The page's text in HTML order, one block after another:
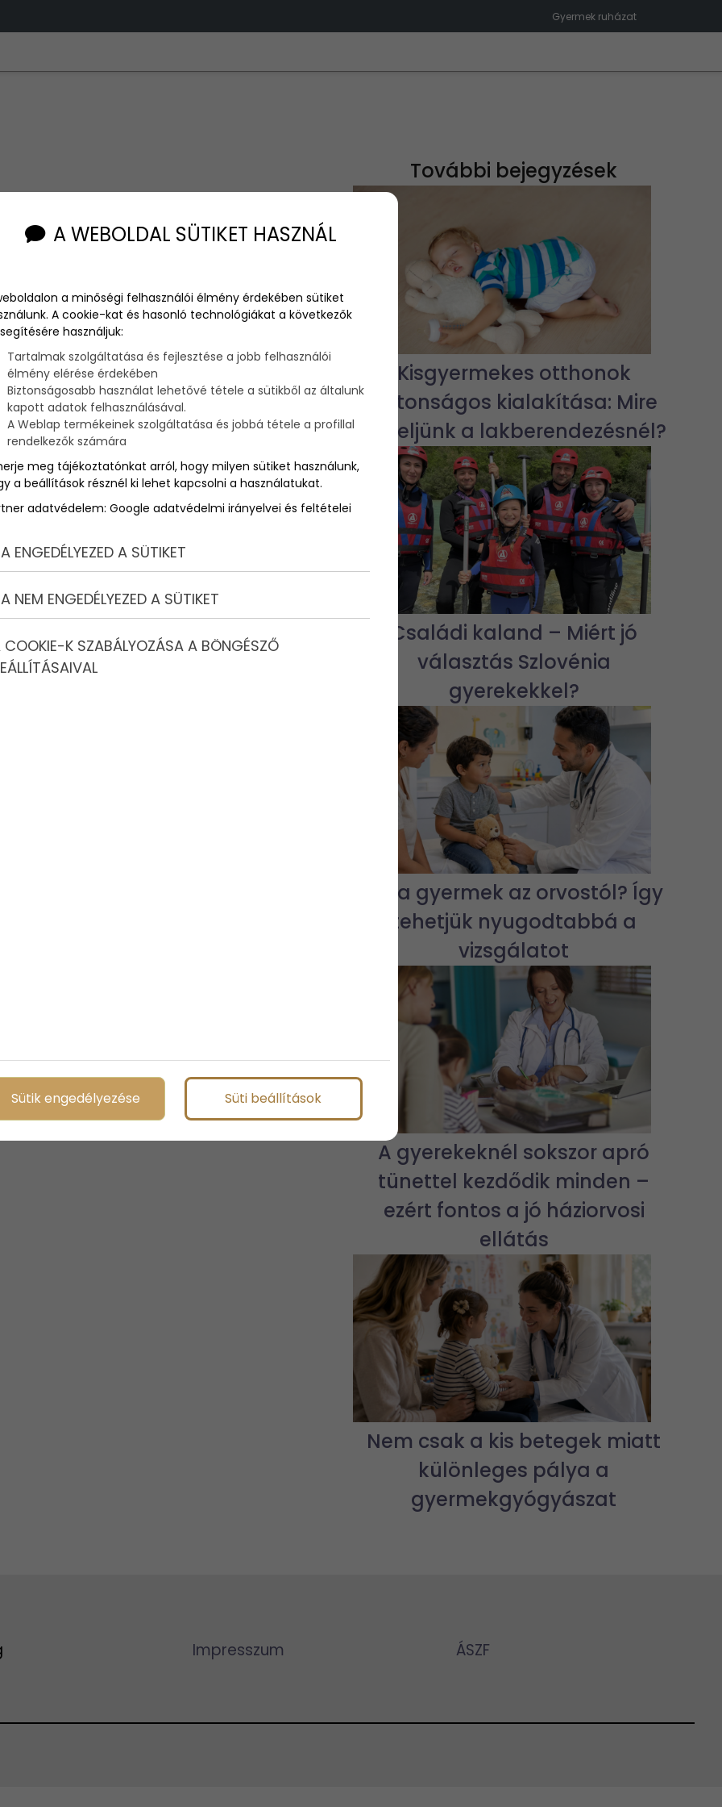
Gyermek ruházat
További bejegyzések
Kisgyermekes otthonok
biztonságos kialakítása: Mire
figyeljünk a lakberendezésnél?
Családi kaland – Miért jó
választás Szlovénia
gyerekekkel?
Fél a gyermek az orvostól? Így
tehetjük nyugodtabbá a
vizsgálatot
A gyerekeknél sokszor apró
tünettel kezdődik minden –
ezért fontos a jó háziorvosi
ellátás
Nem csak a kis betegek miatt
különleges pálya a
gyermekgyógyászat
Impresszum ÁSZF
A WEBOLDAL SÜTIKET HASZNÁL
a minőségi felhasználói élmény érdekében sütiket
A cookie-kat és hasonló technológiákat a következők
használjuk:
Tartalmak szolgáltatása és fejlesztése a jobb felhasználói
élmény elérése érdekében
Biztonságosabb használat lehetővé tétele a sütikből az általunk
kapott adatok felhasználásával.
A Weblap termékeinek szolgáltatása és jobbá tétele a profillal
rendelkezők számára
meg tájékoztatónkat arról, hogy milyen sütiket használunk,
a beállítások résznél ki lehet kapcsolni a használatukat.
adatvédelem: Google adatvédelmi irányelvei és feltételei
ENGEDÉLYEZED A SÜTIKET
NEM ENGEDÉLYEZED A SÜTIKET
COOKIE-K SZABÁLYOZÁSA A BÖNGÉSZŐ
Sütik engedélyezése Süti beállítások